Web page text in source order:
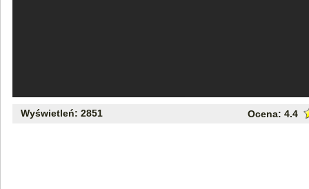
Wyświetleń: 2851 Ocena: 4.4